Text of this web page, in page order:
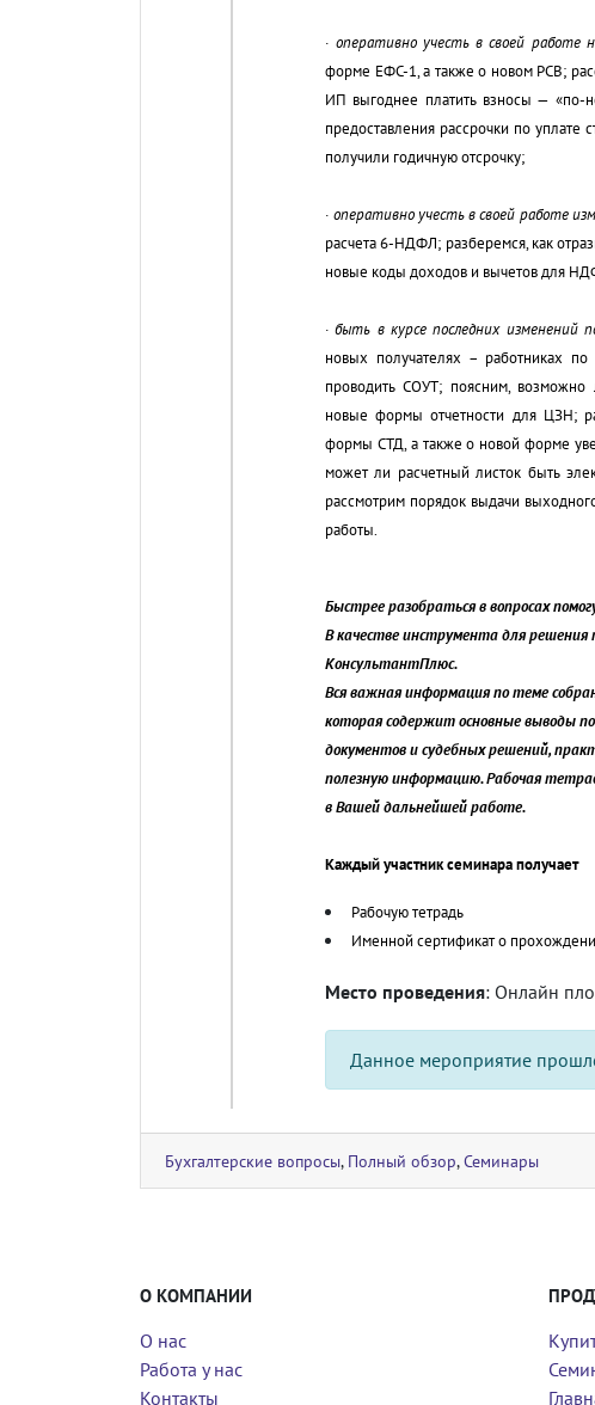
· оперативно учесть в своей работе
форме ЕФС-1, а также о новом РСВ;
ИП выгоднее платить взносы — «по-
предоставления рассрочки по
получили годичную отсрочку;
· оперативно учесть в своей работе
расчета 6-НДФЛ; разберемся, как
новые коды доходов и вычетов для
· быть в курсе последних изменений
новых получателях – работниках
проводить СОУТ; поясним, возможно
новые формы отчетности для ЦЗН;
формы СТД, а также о новой форме
может ли расчетный листок быть
рассмотрим порядок выдачи
работы.
Быстрее разобраться в вопросах
В качестве инструмента для решения
КонсультантПлюс.
Вся важная информация по теме
которая содержит основные выводы
документов и судебных решений,
полезную информацию. Рабочая
в Вашей дальнейшей работе.
Каждый участник семинара получает
Рабочую тетрадь
Именной сертификат о
Место проведения: Онлайн
Данное мероприятие
Бухгалтерские вопросы, Полный обзор,Семинары
О КОМПАНИИ
О нас
Работа у нас
Контакты